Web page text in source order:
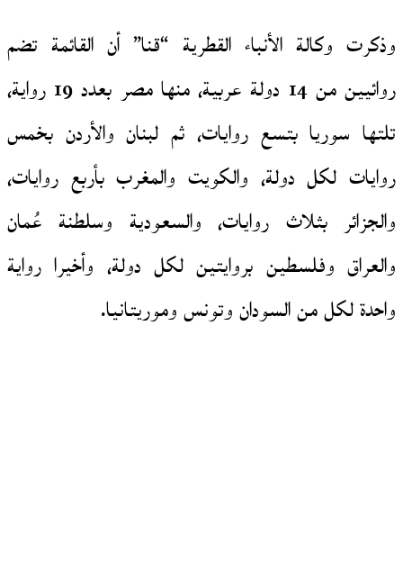
وذكرت وكالة الأنباء القطرية “قنا” أن القائمة تضم
روائيين من 14 دولة عربية، منها مصر بعدد 19 رواية،
تلتها سوريا بتسع روايات، ثم لبنان والأردن بخمس
روايات لكل دولة، والكويت والمغرب بأربع روايات،
والجزائر بثلاث روايات، والسعودية وسلطنة عُمان
والعراق وفلسطين بروايتين لكل دولة، وأخيرا رواية
واحدة لكل من السودان وتونس وموريتانيا.